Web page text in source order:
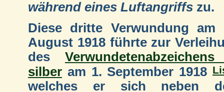
während eines Luftangriffs zu.
Diese dritte Verwundung am
August 1918 führte zur
des
silber am 1. September 1918
welches er sich neben